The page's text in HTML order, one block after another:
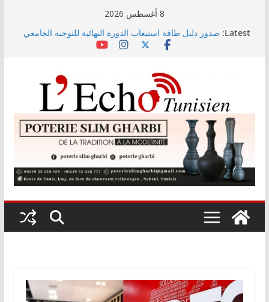
8 أغسطس 2026
Latest: صدور دليل طاقة استيعاب الدورة النهائية للتوجيه الجامعي
وزير التجهيز يتفقد سير أشغال مشروع المدخل الجنوبي
وزارة الأسرة: نسعى لاستكمال دراسة ميدانية حول ظاهرة
تسول الأطفال
مندوب عام حماية الطفولة يحذر